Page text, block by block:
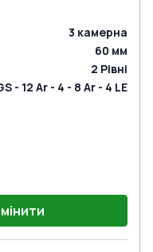
3 камерна
60 мм
2 Рівні
- 12 Ar - 4 - 8 Ar - 4 LE